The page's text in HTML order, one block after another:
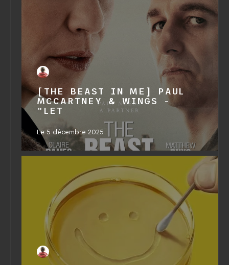
[THE BEAST IN ME] PAUL
MCCARTNEY & WINGS -
"LET
Le 5 décembre 2025